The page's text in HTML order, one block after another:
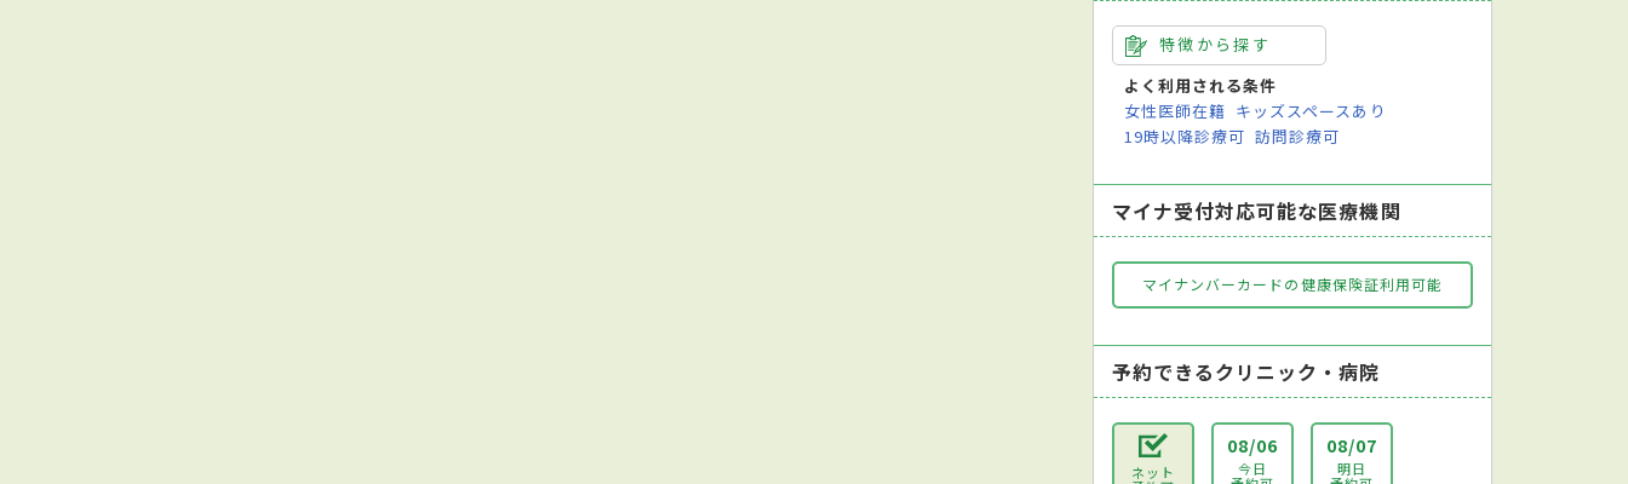
特徴から探す
よく利用される条件
女性医師在籍 キッズスペースあり
19時以降診療可 訪問診療可
マイナ受付対応可能な医療機関
マイナンバーカードの健康保険証利用可能
予約できるクリニック・病院
ネット
08/06
今日
08/07
明日